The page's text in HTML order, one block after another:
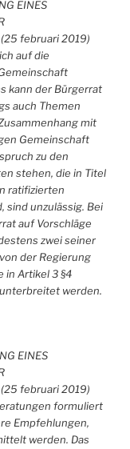
EINES
(25 februari 2019)
auf die
kann der Bürgerrat
auch Themen
mit
Gemeinschaft
zu den
stehen, die in Titel
ratifizierten
sind unzulässig. Bei
auf Vorschläge
zwei seiner
der Regierung
in Artikel 3 §4
werden.
EINES
(25 februari 2019)
formuliert
Empfehlungen,
werden. Das